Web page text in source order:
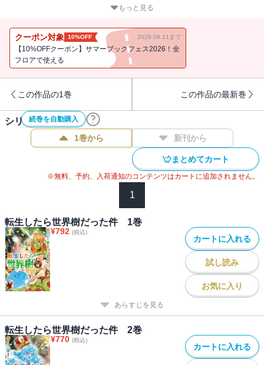
で……！ しかも、何故か出会うモンスターや人間に「世界樹さ
もっと見る
クーポン対象 10%OFF 2026.08.11まで
【10%OFFクーポン】サマーブックフェス2026！全
フロアで使える
この作品の1巻 この作品の最新巻
続巻を自動購入
シリーズ作品(3件)
1巻から 新刊から
まとめてカート
※無料、予約、入荷通知のコンテンツはカートに追加されません。
1
転生したら世界樹だった件 1巻
¥792 (税込)
カートに入れる
試し読み
お気に入り
あらすじを見る
転生したら世界樹だった件 2巻
¥770 (税込)
カートに入れる